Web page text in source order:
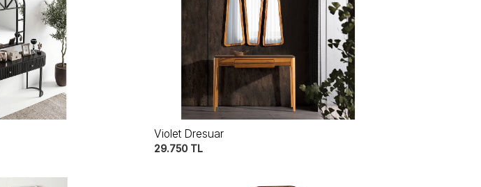
Violet Dresuar
29.750 TL